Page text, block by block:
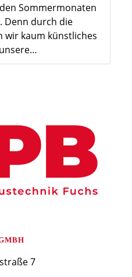
Sommermonaten
Denn durch die
wir kaum künstliches
7